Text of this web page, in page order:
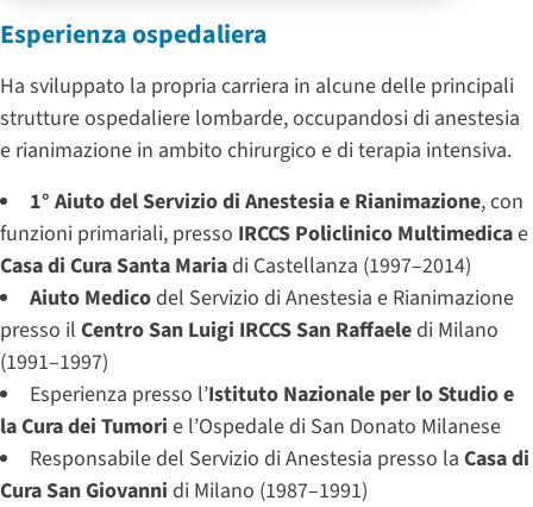
Esperienza ospedaliera
Ha sviluppato la propria carriera in alcune delle principali
strutture ospedaliere lombarde, occupandosi di anestesia
e rianimazione in ambito chirurgico e di terapia intensiva.
1° Aiuto del Servizio di Anestesia e Rianimazione, con
funzioni primariali, presso IRCCS Policlinico Multimedicae
Casa di Cura Santa Maria di Castellanza (1997–2014)
Aiuto Medico del Servizio di Anestesia e Rianimazione
presso il Centro San Luigi IRCCS San Raffaele di Milano
(1991–1997)
Esperienza presso l’Istituto Nazionale per lo Studio e
la Cura dei Tumori e l’Ospedale di San Donato Milanese
Responsabile del Servizio di Anestesia presso la Casa di
Cura San Giovanni di Milano (1987–1991)